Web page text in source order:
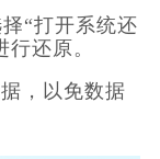
“打开系统还
还原。
，以免数据